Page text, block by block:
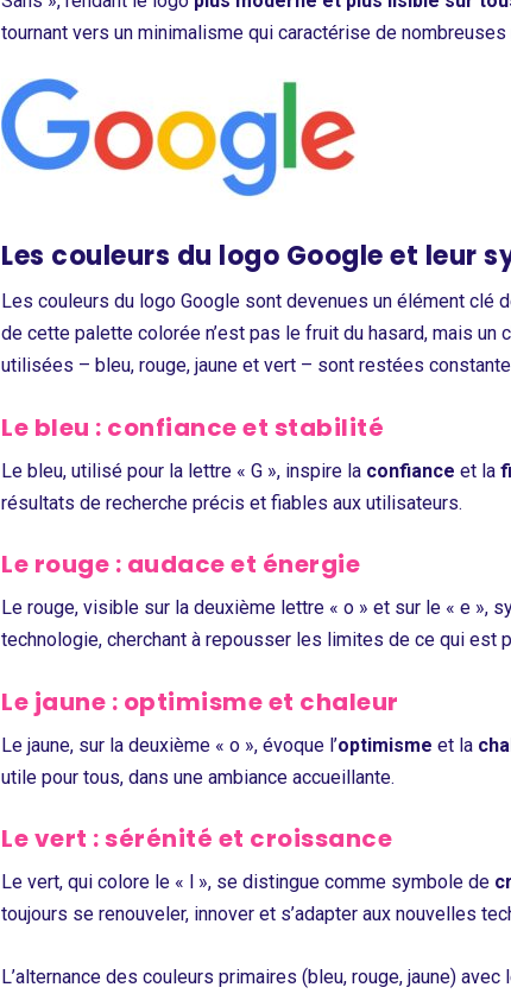
tournant vers un minimalisme qui caractérise de nombreuses
Les couleurs du logo Google et leur
Les couleurs du logo Google sont devenues un élément clé
de cette palette colorée n’est pas le fruit du hasard, mais
utilisées – bleu, rouge, jaune et vert – sont restées
Le bleu : confiance et stabilité
Le bleu, utilisé pour la lettre « G », inspire la confiance et la
résultats de recherche précis et fiables aux utilisateurs.
Le rouge : audace et énergie
Le rouge, visible sur la deuxième lettre « o » et sur le « e »,
technologie, cherchant à repousser les limites de ce qui est
Le jaune : optimisme et chaleur
Le jaune, sur la deuxième « o », évoque l’optimisme et la
utile pour tous, dans une ambiance accueillante.
Le vert : sérénité et croissance
Le vert, qui colore le « l », se distingue comme symbole de
toujours se renouveler, innover et s’adapter aux nouvelles
L’alternance des couleurs primaires (bleu, rouge, jaune)